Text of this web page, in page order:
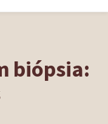
biópsia: